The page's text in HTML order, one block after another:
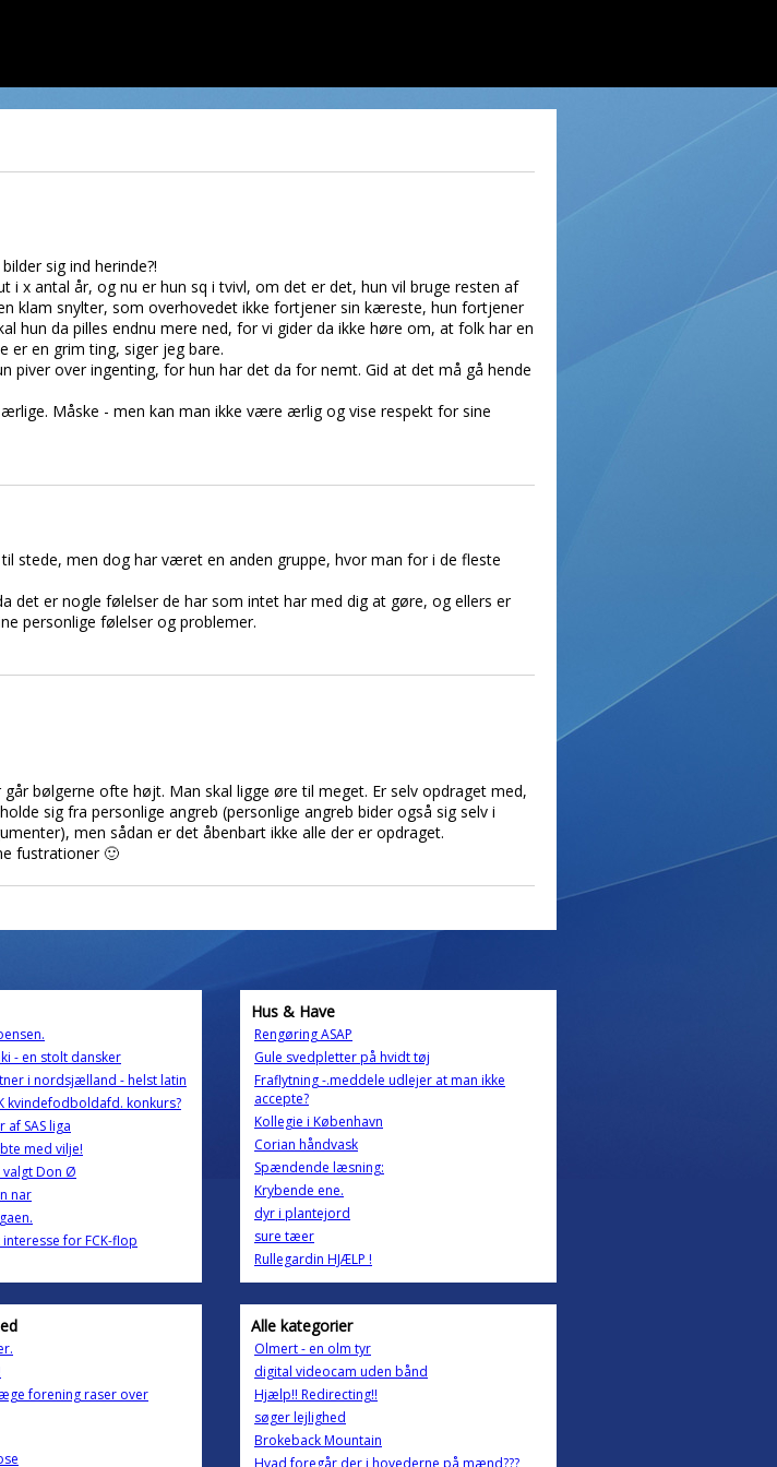
sig ind herinde?!
x antal år, og nu er hun sq i tvivl, om det er det, hun vil bruge resten af
klam snylter, som overhovedet ikke fortjener sin kæreste, hun fortjener
hun da pilles endnu mere ned, for vi gider da ikke høre om, at folk har en
er en grim ting, siger jeg bare.
piver over ingenting, for hun har det da for nemt. Gid at det må gå hende
Måske - men kan man ikke være ærlig og vise respekt for sine
stede, men dog har været en anden gruppe, hvor man for i de fleste
er nogle følelser de har som intet har med dig at gøre, og ellers er
personlige følelser og problemer.
bølgerne ofte højt. Man skal ligge øre til meget. Er selv opdraget med,
sig fra personlige angreb (personlige angreb bider også sig selv i
men sådan er det åbenbart ikke alle der er opdraget.
fustrationer 🙂
- en stolt dansker
i nordsjælland - helst latin
kvindefodboldafd. konkurs?
SAS liga
med vilje!
Don Ø
nar
for FCK-flop
Hus & Have
Rengøring ASAP
Gule svedpletter på hvidt tøj
Fraflytning -.meddele udlejer at man ikke
accepte?
Kollegie i København
Corian håndvask
Spændende læsning:
Krybende ene.
dyr i plantejord
sure tæer
Rullegardin HJÆLP !
forening raser over
Alle kategorier
Olmert - en olm tyr
digital videocam uden bånd
Hjælp!! Redirecting!!
søger lejlighed
Brokeback Mountain
Hvad foregår der i hovederne på mænd???